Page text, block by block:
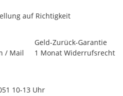
auf Richtigkeit
/ Mail
Geld-Zurück-Garantie
1 Monat Widerrufsrecht
10-13 Uhr